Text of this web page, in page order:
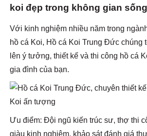
koi đẹp trong không gian
Với kinh nghiệm nhiều năm trong
hồ cá Koi, Hồ cá Koi Trung Đức chúng
lên ý tưởng, thiết kế và thi công hồ cá
gia đình của bạn.
Ưu điểm: Đội ngũ kiến trúc sư, thợ thi
giàu kinh nghiệm, khảo sát đánh giá